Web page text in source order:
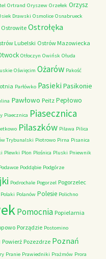
Ortrand Oryszew Orzełek Orzysz
Drawski Osmolice Osnabrueck
Ostrowite Ostrołęka
Lubelski Ostrów Mazowiecka
Otłoczyn Owińsk Ołuda
Oświęcim Ożarów Pakość
Parłówko Pasieki Pasikonie
Pawłowo Peitz Pepłowo
Piaecznica Piasecznica
Pilaszków Pilawa Pilica
Trybunalski Piotrowo Pirna Pisanica
Plewki Plon Plośnica Pluski Pniewnik
Poddąbie Podgórze
Podrochale Pogorzel Pogorzelec
Polaki Polanów Polesie Polichno
Pomocnia Popielarnia
Porządzie Postomino
Powierż Pozezdrze Poznań
Pranie Prawiedniki Prażmów Prora